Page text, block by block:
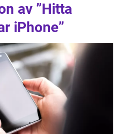
av ”Hitta
iPhone”